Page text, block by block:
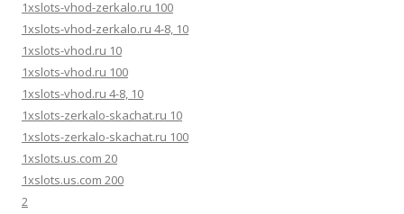
1xslots-vhod-zerkalo.ru 100
1xslots-vhod-zerkalo.ru 4-8, 10
1xslots-vhod.ru 10
1xslots-vhod.ru 100
1xslots-vhod.ru 4-8, 10
1xslots-zerkalo-skachat.ru 10
1xslots-zerkalo-skachat.ru 100
1xslots.us.com 20
1xslots.us.com 200
2